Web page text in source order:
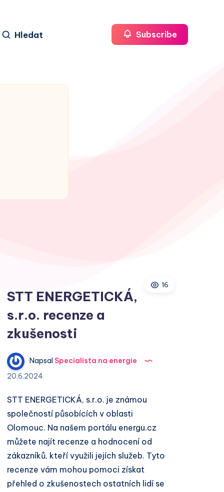
Hledat Subscribe
16
STT ENERGETICKÁ,
s.r.o. recenze a
zkušenosti
Napsal Specialista na energie
20.6.2024
STT ENERGETICKÁ, s.r.o. je známou
společností působících v oblasti
Olomouc. Na našem portálu energu.cz
můžete najít recenze a hodnocení od
zákazníků, kteří využili jejích služeb. Tyto
recenze vám mohou pomoci získat
přehled o zkušenostech ostatních lidí se